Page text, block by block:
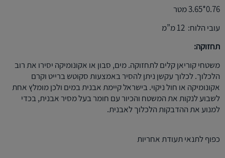
0.76*3.65 מטר
עובי הלוח: 12 מ”מ
תחזוקה:
משטחי קוריאן קלים לתחזוקה. מים, סבון או אקונומיקה יסירו את רוב
הלכלוך. לכלוך עקשן ניתן להסיר באמצעות סקוטש ברייט וקרם
אקונומיקה או חול ניקוי. בישראל קיימת אבנית במים ולכן מומלץ אחת
לשבוע לנקות את המשטח והכיור עם חומר בעל מסיר אבנית, בכדי
למנוע את ההדבקות הלכלוך לאבנית.
כפוף לתנאי תעודת אחריות